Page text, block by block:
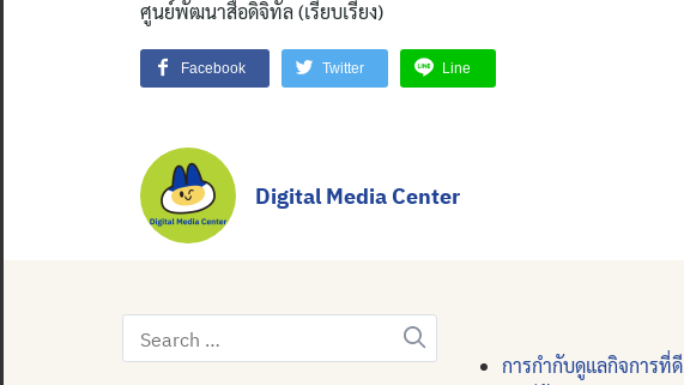
ศูนย์พัฒนาสื่อดิจิทัล (เรียบเรียง)
Facebook Twitter Line
Digital Media Center
Search
for:
การกำกับดูแลกิจการที่ดี